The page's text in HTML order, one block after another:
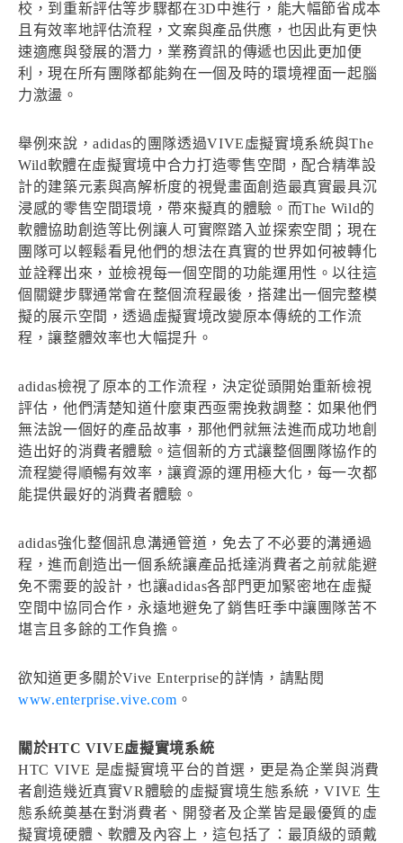
校，到重新評估等步驟都在3D中進行，能大幅節省成本
且有效率地評估流程，文案與產品供應，也因此有更快
速適應與發展的潛力，業務資訊的傳遞也因此更加便
利，現在所有團隊都能夠在一個及時的環境裡面一起腦
力激盪。
舉例來說，adidas的團隊透過VIVE虛擬實境系統與The
Wild軟體在虛擬實境中合力打造零售空間，配合精準設
計的建築元素與高解析度的視覺畫面創造最真實最具沉
浸感的零售空間環境，帶來擬真的體驗。而The Wild的
軟體協助創造等比例讓人可實際踏入並探索空間；現在
團隊可以輕鬆看見他們的想法在真實的世界如何被轉化
並詮釋出來，並檢視每一個空間的功能運用性。以往這
個關鍵步驟通常會在整個流程最後，搭建出一個完整模
擬的展示空間，透過虛擬實境改變原本傳統的工作流
程，讓整體效率也大幅提升。
adidas檢視了原本的工作流程，決定從頭開始重新檢視
評估，他們清楚知道什麼東西亟需挽救調整：如果他們
無法說一個好的產品故事，那他們就無法進而成功地創
造出好的消費者體驗。這個新的方式讓整個團隊協作的
流程變得順暢有效率，讓資源的運用極大化，每一次都
能提供最好的消費者體驗。
adidas強化整個訊息溝通管道，免去了不必要的溝通過
程，進而創造出一個系統讓產品抵達消費者之前就能避
免不需要的設計，也讓adidas各部門更加緊密地在虛擬
空間中協同合作，永遠地避免了銷售旺季中讓團隊苦不
堪言且多餘的工作負擔。
欲知道更多關於Vive Enterprise的詳情，請點閱
www.enterprise.vive.com 。
關於HTC VIVE虛擬實境系統
HTC VIVE 是虛擬實境平台的首選，更是為企業與消費
者創造幾近真實VR體驗的虛擬實境生態系統，VIVE 生
態系統奠基在對消費者、開發者及企業皆是最優質的虛
擬實境硬體、軟體及內容上，這包括了：最頂級的頭戴